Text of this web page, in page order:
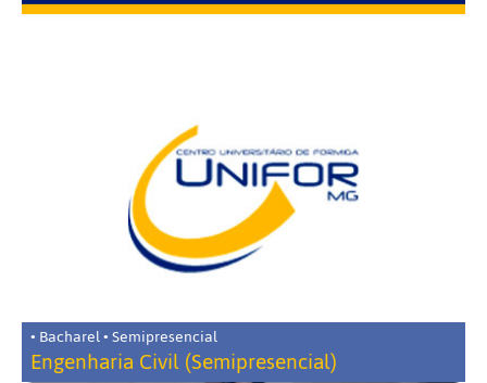
• Bacharel • Semipresencial
Engenharia Civil (Semipresencial)